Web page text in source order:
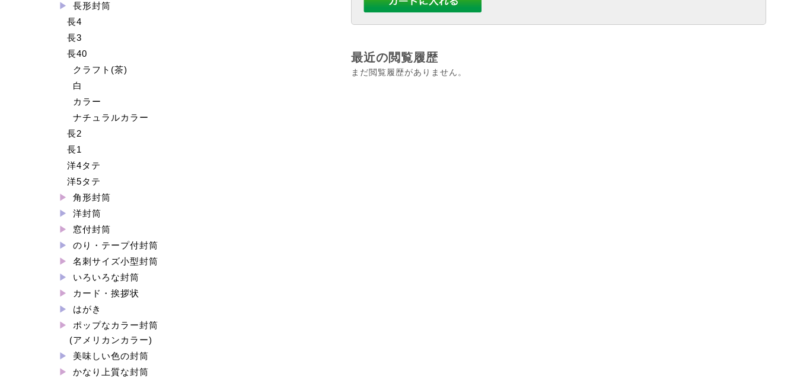
長形封筒
長4
長3
長40
クラフト(茶)
白
カラー
ナチュラルカラー
長2
長1
洋4タテ
洋5タテ
角形封筒
洋封筒
窓付封筒
のり・テープ付封筒
名刺サイズ小型封筒
いろいろな封筒
カード・挨拶状
はがき
ポップなカラー封筒
(アメリカンカラー)
美味しい色の封筒
かなり上質な封筒
最近の閲覧履歴
まだ閲覧履歴がありません。